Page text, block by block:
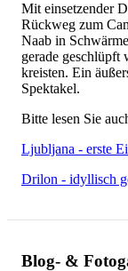
Mit einsetzender
Rückweg zum
Naab in
gerade geschlüpft
kreisten. Ein
Spektakel.
Bitte lesen Sie
Ljubljana - erste
Drilon - idyllisch
Blog- &